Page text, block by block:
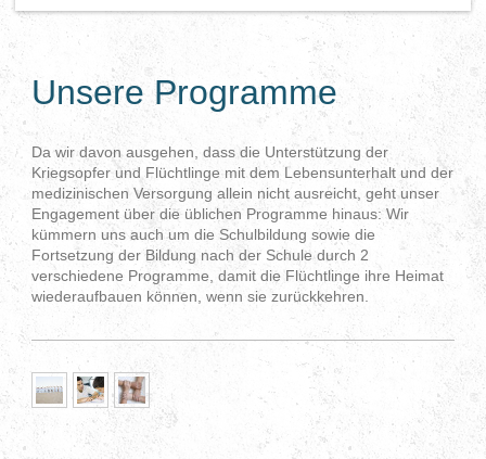
Unsere Programme
Da wir davon ausgehen, dass die Unterstützung der
Kriegsopfer und Flüchtlinge mit dem Lebensunterhalt und der
medizinischen Versorgung allein nicht ausreicht, geht unser
Engagement über die üblichen Programme hinaus: Wir
kümmern uns auch um die Schulbildung sowie die
Fortsetzung der Bildung nach der Schule durch 2
verschiedene Programme, damit die Flüchtlinge ihre Heimat
wiederaufbauen können, wenn sie zurückkehren.